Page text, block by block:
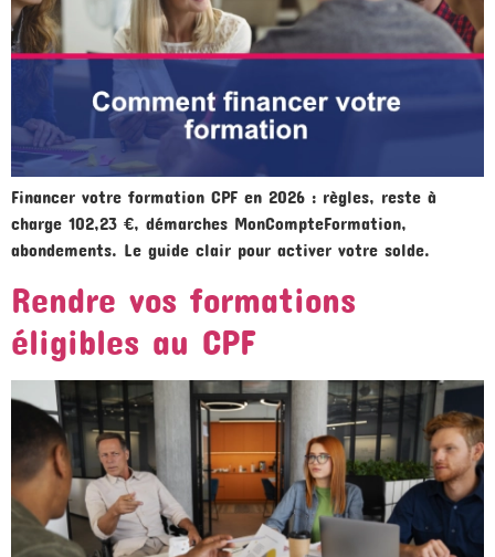
Financer votre formation CPF en 2026 : règles, reste à
charge 102,23 €, démarches MonCompteFormation,
abondements. Le guide clair pour activer votre solde.
Rendre vos formations
éligibles au CPF